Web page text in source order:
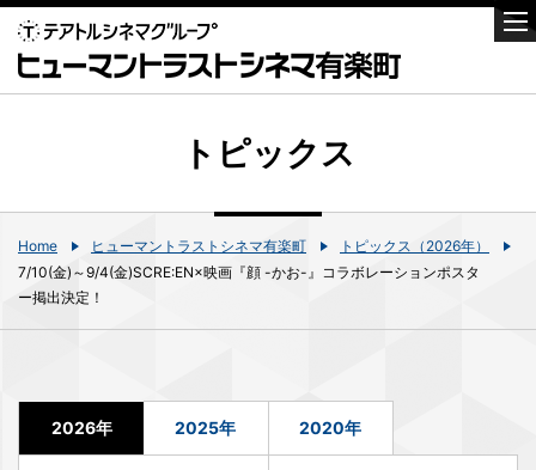
トピックス
Home ヒューマントラストシネマ有楽町
トピックス（2026年）
7/10(金)～9/4(金)SCRE:EN×映画『顔 -かお-』コラボレーションポスタ
ー掲出決定！
2026年 2025年 2020年